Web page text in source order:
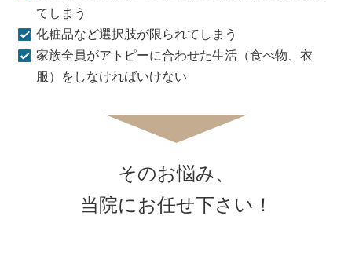
てしまう
化粧品など選択肢が限られてしまう
家族全員がアトピーに合わせた生活（食べ物、衣
服）をしなければいけない
そのお悩み、
当院にお任せ下さい！